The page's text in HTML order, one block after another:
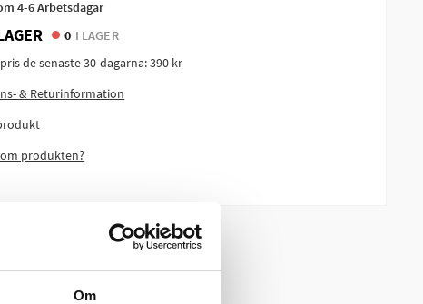
Om
4-6 Arbetsdagar
0 I LAGER
de senaste 30-dagarna:390 kr
& Returinformation
produkten?